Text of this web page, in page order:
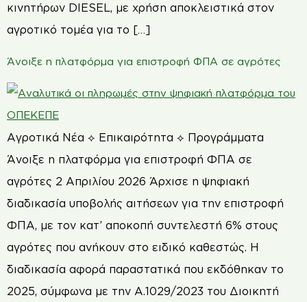
κινητήρων DIESEL, με χρήση αποκλειστικά στον
αγροτικό τομέα για το […]
Άνοιξε η πλατφόρμα για επιστροφή ΦΠΑ σε αγρότες
Αγροτικά Νέα ⟡ Επικαιρότητα ⟡ Προγράμματα
Άνοιξε η πλατφόρμα για επιστροφή ΦΠΑ σε
αγρότες 2 Απριλίου 2026 Άρχισε η ψηφιακή
διαδικασία υποβολής αιτήσεων για την επιστροφή
ΦΠΑ, με τον κατ’ αποκοπή συντελεστή 6% στους
αγρότες που ανήκουν στο ειδικό καθεστώς. Η
διαδικασία αφορά παραστατικά που εκδόθηκαν το
2025, σύμφωνα με την Α.1029/2023 του Διοικητή